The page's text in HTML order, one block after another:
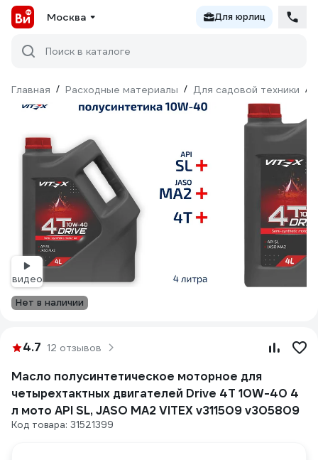
Москва Для юрлиц
Поиск в каталоге
Главная / Расходные материалы / Для садовой техники /
видео
Нет в наличии
4.7 12 отзывов
Масло полусинтетическое моторное для
четырехтактных двигателей Drive 4T 10W-40 4
л мото API SL, JASO MA2 VITEX v311509 v305809
Код товара: 31521399